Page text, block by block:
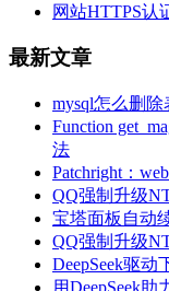
网站HTTPS认
最新文章
mysql怎么删
Function
法
Patchright：
QQ强制升级
宝塔面板自动
QQ强制升级
DeepSeek驱
用DeepSeek